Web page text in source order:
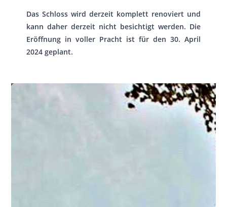
Das Schloss wird derzeit komplett renoviert und
kann daher derzeit nicht besichtigt werden. Die
Eröffnung in voller Pracht ist für den 30. April
2024 geplant.